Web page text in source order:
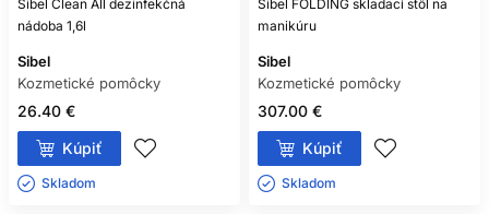
Sibel Clean All dezinfekčná
nádoba 1,6l
Sibel
Kozmetické pomôcky
26.40 €
Kúpiť
Skladom ㅤ
Sibel FOLDING skladací stôl na
manikúru
Sibel
Kozmetické pomôcky
307.00 €
Kúpiť
Skladom ㅤ